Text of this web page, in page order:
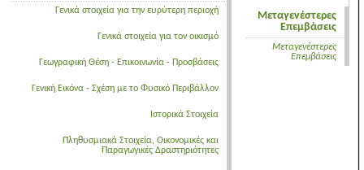
Γενικά στοιχεία για την ευρύτερη περιοχή
Γενικά στοιχεία για τον οικισμό
Γεωγραφική Θέση - Επικοινωνία - Προσβάσεις
Γενική Εικόνα - Σχέση με το Φυσικό Περιβάλλον
Ιστορικά Στοιχεία
Πληθυσμιακά Στοιχεία, Οικονομικές και
Παραγωγικές Δραστηριότητες
Μεταγενέστερες
Επεμβάσεις
Μεταγενέστερες
Επεμβάσεις